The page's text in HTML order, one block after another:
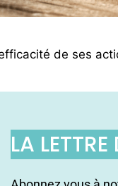
de ses
LA